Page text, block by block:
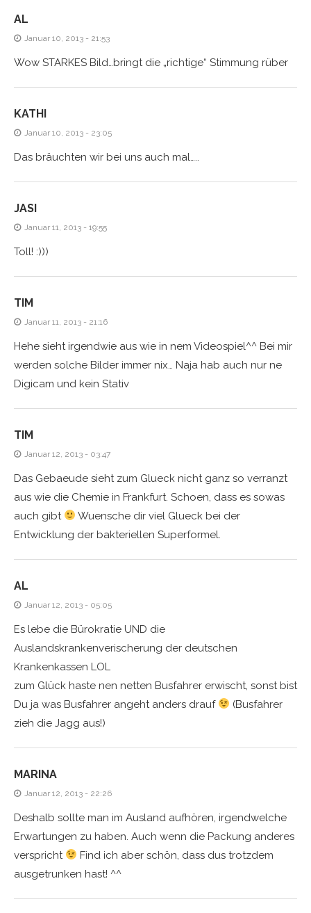
AL
Januar 10, 2013 - 21:53
Wow STARKES Bild…bringt die „richtige“ Stimmung rüber
KATHI
Januar 10, 2013 - 23:05
Das bräuchten wir bei uns auch mal…..
JASI
Januar 11, 2013 - 19:55
Toll! :)))
TIM
Januar 11, 2013 - 21:16
Hehe sieht irgendwie aus wie in nem Videospiel^^ Bei mir
werden solche Bilder immer nix… Naja hab auch nur ne
Digicam und kein Stativ
TIM
Januar 12, 2013 - 03:47
Das Gebaeude sieht zum Glueck nicht ganz so verranzt
aus wie die Chemie in Frankfurt. Schoen, dass es sowas
auch gibt
Wuensche dir viel Glueck bei der
Entwicklung der bakteriellen Superformel.
AL
Januar 12, 2013 - 05:05
Es lebe die Bürokratie UND die
Auslandskrankenverischerung der deutschen
Krankenkassen LOL
zum Glück haste nen netten Busfahrer erwischt, sonst bist
Du ja was Busfahrer angeht anders drauf
(Busfahrer
zieh die Jagg aus!)
MARINA
Januar 12, 2013 - 22:26
Deshalb sollte man im Ausland aufhören, irgendwelche
Erwartungen zu haben. Auch wenn die Packung anderes
verspricht
Find ich aber schön, dass dus trotzdem
ausgetrunken hast! ^^